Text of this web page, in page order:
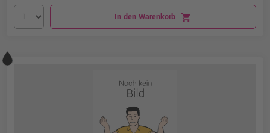
In den Warenkorb shopping_cart